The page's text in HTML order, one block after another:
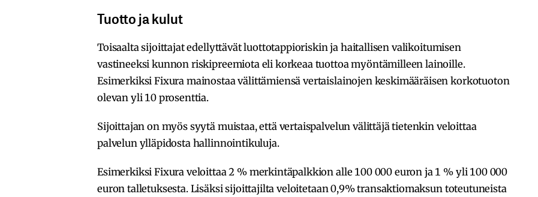
Tuotto ja kulut
Toisaalta sijoittajat edellyttävät luottotappioriskin ja haitallisen valikoitumisen
vastineeksi kunnon riskipreemiota eli korkeaa tuottoa myöntämilleen lainoille.
Esimerkiksi Fixura mainostaa välittämiensä vertaislainojen keskimääräisen korkotuoton
olevan yli 10 prosenttia.
Sijoittajan on myös syytä muistaa, että vertaispalvelun välittäjä tietenkin veloittaa
palvelun ylläpidosta hallinnointikuluja.
Esimerkiksi Fixura veloittaa 2 % merkintäpalkkion alle 100 000 euron ja 1 % yli 100 000
euron talletuksesta. Lisäksi sijoittajilta veloitetaan 0,9% transaktiomaksun toteutuneista